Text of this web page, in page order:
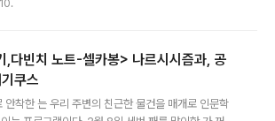
공을 당당한 국가 대표 수영 선수로 둔갑시킨 작가는
그리겠다는 포부를 펼친다. 제작진의 포부에 걸맞게
, 김밥까지 싸들고 데이트에 설레이던 강호구는, 6
애인인 오빠의 등장으로, 진짜 오빠 같은 오빠로 전
,다빈치 노트-셀카봉> 나르시시즘과, 공
쿠스
착한 는 우리 주변의 친근한 물건을 매개로 인문학